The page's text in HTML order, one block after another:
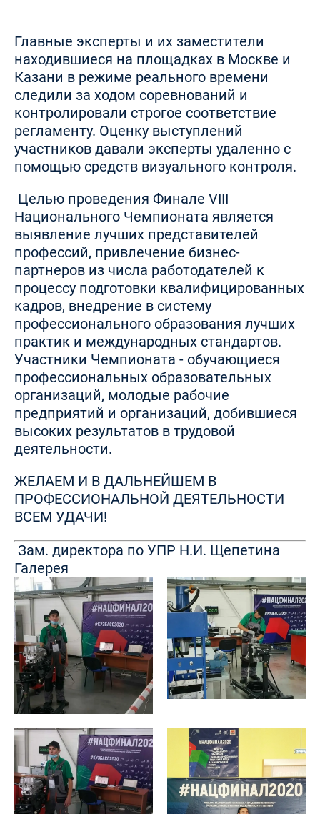
Главные эксперты и их заместители
находившиеся на площадках в Москве и
Казани в режиме реального времени
следили за ходом соревнований и
контролировали строгое соответствие
регламенту. Оценку выступлений
участников давали эксперты удаленно с
помощью средств визуального контроля.
Целью проведения Финале VIII
Национального Чемпионата является
выявление лучших представителей
профессий, привлечение бизнес-
партнеров из числа работодателей к
процессу подготовки квалифицированных
кадров, внедрение в систему
профессионального образования лучших
практик и международных стандартов.
Участники Чемпионата - обучающиеся
профессиональных образовательных
организаций, молодые рабочие
предприятий и организаций, добившиеся
высоких результатов в трудовой
деятельности.
ЖЕЛАЕМ И В ДАЛЬНЕЙШЕМ В
ПРОФЕССИОНАЛЬНОЙ ДЕЯТЕЛЬНОСТИ
ВСЕМ УДАЧИ!
Зам. директора по УПР Н.И. Щепетина
Галерея